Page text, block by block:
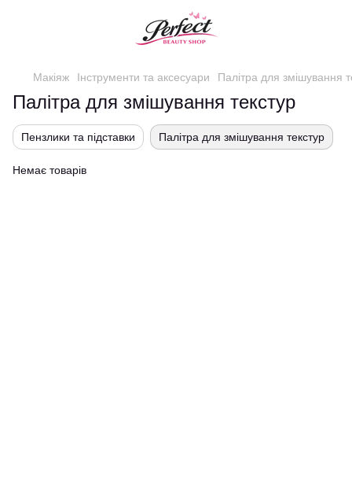
Макіяж Інструменти та аксесуари Палітра для змішування
Палітра для змішування текстур
Пензлики та підставки Палітра для змішування текстур
Немає товарів